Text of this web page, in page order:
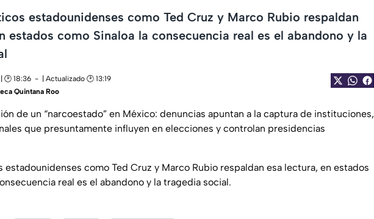
estadounidenses como Ted Cruz y Marco Rubio respaldan
estados como Sinaloa la consecuencia real es el abandono y la
🕑 18:36
| Actualizado 🕑 13:19
Quintana Roo
de un “narcoestado” en México: denuncias apuntan a la captura de instituciones,
que presuntamente influyen en elecciones y controlan presidencias
como Ted Cruz y Marco Rubio respaldan esa lectura, en estados
real es el abandono y la tragedia social.